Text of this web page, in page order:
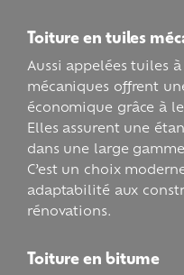
Toiture en tuiles
Aussi appelées tuiles
mécaniques offrent
économique grâce à
Elles assurent une
dans une large
C’est un choix
adaptabilité aux
rénovations.
Toiture en bitume